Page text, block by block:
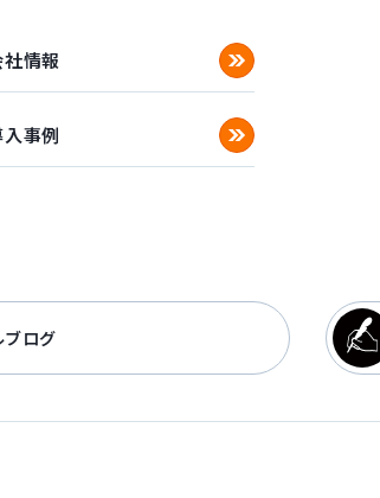
情報
事例
ログ